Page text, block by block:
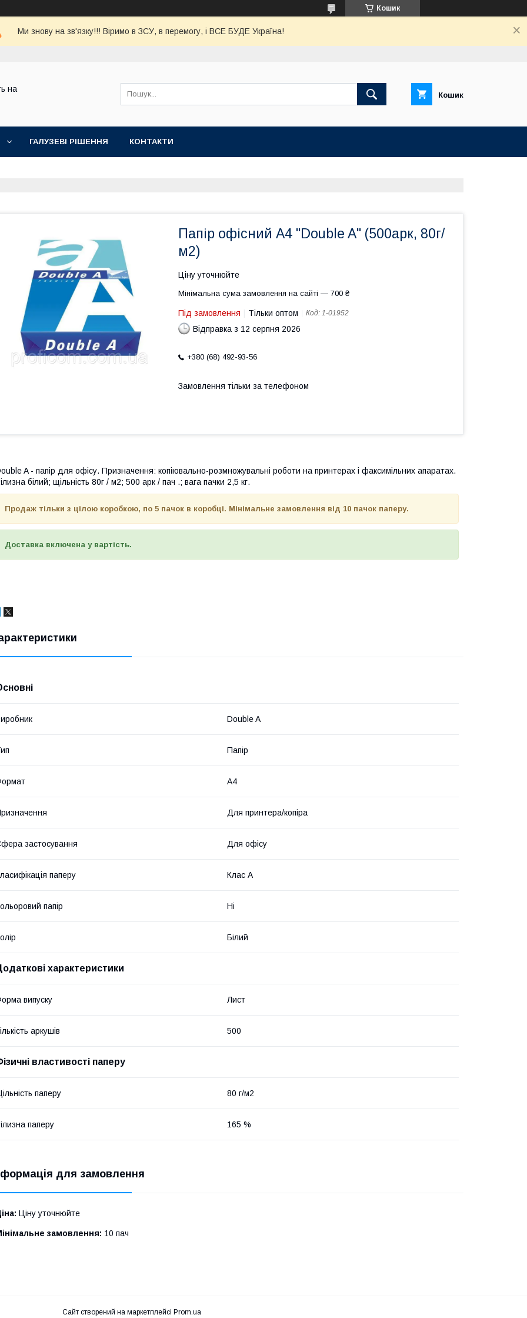
Кошик
Ми знову на зв'язку!!! Віримо в ЗСУ, в перемогу, і ВСЕ БУДЕ Україна!
на
Кошик
ГАЛУЗЕВІ РІШЕННЯ КОНТАКТИ
Папір офісний А4 "Double A" (500арк, 80г/
м2)
Ціну уточнюйте
Мінімальна сума замовлення на сайті — 700 ₴
Під замовлення Тільки оптом Код: 1-01952
Відправка з 12 серпня 2026
+380 (68) 492-93-56
Замовлення тільки за телефоном
A - папір для офісу. Призначення: копіювально-розмножувальні роботи на принтерах і факсимільних апаратах.
білий; щільність 80г / м2; 500 арк / пач .; вага пачки 2,5 кг.
Продаж тільки з цілою коробкою, по 5 пачок в коробці. Мінімальне замовлення від 10 пачок паперу.
Доставка включена у вартість.
Double A
Папір
A4
Для принтера/копіра
застосування Для офісу
паперу Клас А
папір Ні
Білий
характеристики
випуску Лист
аркушів 500
властивості паперу
паперу 80 г/м2
паперу 165 %
для замовлення
Ціну уточнюйте
замовлення: 10 пач
Сайт створений на маркетплейсі Prom.ua